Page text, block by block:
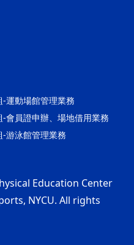
動場館管理業務
員證申辦、場地借用業務
泳館管理業務
Education Center
NYCU. All rights